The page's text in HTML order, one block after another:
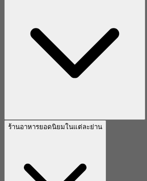
ร้านอาหารยอดนิยมในแต่ละย่าน